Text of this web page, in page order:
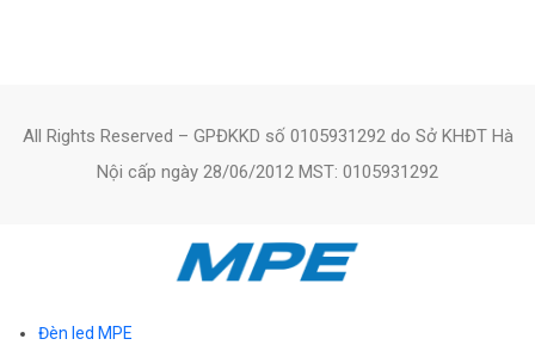
All Rights Reserved – GPĐKKD số 0105931292 do Sở KHĐT Hà
Nội cấp ngày 28/06/2012 MST: 0105931292
Đèn led MPE